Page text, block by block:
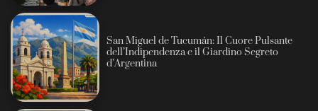
San Miguel de Tucumán: Il Cuore Pulsante
dell’Indipendenza e il Giardino Segreto
d’Argentina